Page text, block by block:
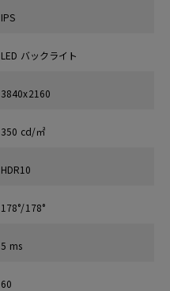
IPS
LED バックライト
3840x2160
350 cd/㎡
HDR10
178°/178°
5 ms
60